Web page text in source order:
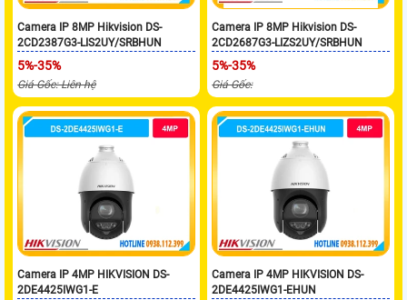
Camera IP 8MP Hikvision DS-
2CD2387G3-LIS2UY/SRBHUN
5%-35%
Giá Gốc: Liên hệ
Camera IP 8MP Hikvision DS-
2CD2687G3-LIZS2UY/SRBHUN
5%-35%
Giá Gốc:
Camera IP 4MP HIKVISION DS-
2DE4425IWG1-E
Camera IP 4MP HIKVISION DS-
2DE4425IWG1-EHUN